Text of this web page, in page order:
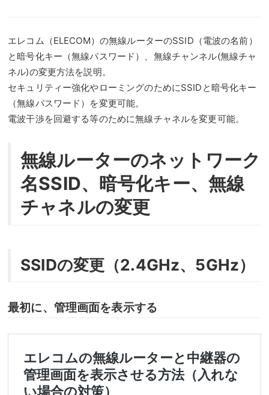
エレコム（ELECOM）の無線ルーターのSSID（電波の名前）
と暗号化キー（無線パスワード）、無線チャンネル(無線チャ
ネル)の変更方法を説明。
セキュリティー強化やローミングのためにSSIDと暗号化キー
（無線パスワード）を変更可能。
電波干渉を回避する等のために無線チャネルを変更可能。
無線ルーターのネットワーク
名SSID、暗号化キー、無線
チャネルの変更
SSIDの変更（2.4GHz、5GHz）
最初に、管理画面を表示する